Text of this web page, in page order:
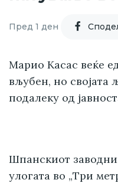
Пред 1 ден
Марио Касас веќе
вљубен, но својата
подалеку од
Шпанскиот
улогата во „Три